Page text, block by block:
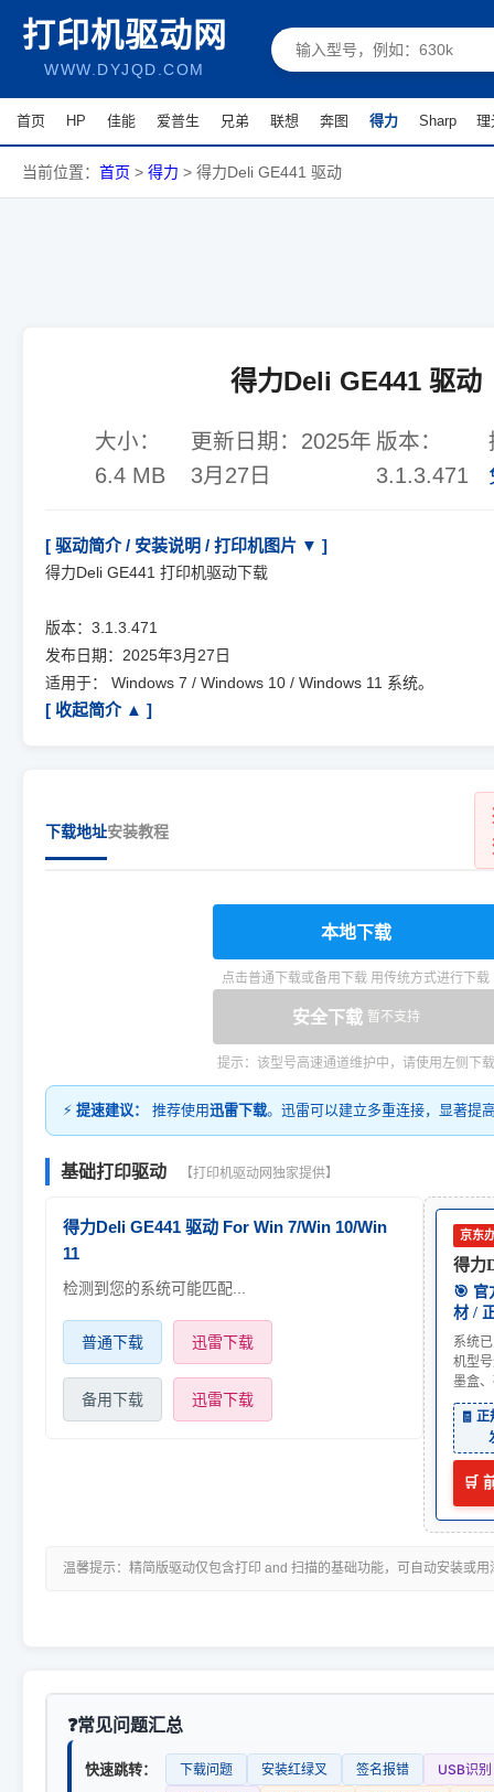
打印机驱动网
WWW.DYJQD.COM
首页 HP 佳能 爱普生 兄弟 联想 奔图 得力 Sharp 理
当前位置： 首页 > 得力 > 得力Deli GE441 驱动
得力Deli GE441 驱动
大小：
6.4 MB
更新日期： 2025年
3月27日
版本：
3.1.3.471
[ 驱动简介 / 安装说明 / 打印机图片 ▼ ]
得力Deli GE441 打印机驱动下载
版本：3.1.3.471
发布日期：2025年3月27日
适用于： Windows 7 / Windows 10 / Windows 11 系统。
[ 收起简介 ▲ ]
下载地址安装教程
本地下载
点击普通下载或备用下载 用传统方式进行下载
安全下载 暂不支持
提示：该型号高速通道维护中，请使用左侧下载
⚡ 提速建议： 推荐使用迅雷下载。迅雷可以建立多重连接，显著提
基础打印驱动 【打印机驱动网独家提供】
得力Deli GE441 驱动 For Win 7/Win 10/Win
11
检测到您的系统可能匹配...
普通下载 迅雷下载
备用下载 迅雷下载
京东
得力
🎯 官
材 /
系统
机型
墨盒
🧾
🛒
温馨提示：精简版驱动仅包含打印 and 扫描的基础功能，可自动安装或
常见问题汇总
快速跳转： 下载问题 安装红绿叉 签名报错
USB识别